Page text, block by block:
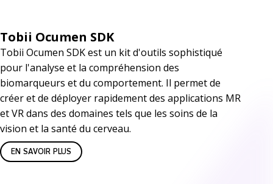
t
e
l
l
e
c
t
e
d
é
v
e
l
Tobii Ocumen SDK
Tobii Ocumen SDK est un kit d'outils sophistiqué
pour l'analyse et la compréhension des
biomarqueurs et du comportement. Il permet de
créer et de déployer rapidement des applications MR
et VR dans des domaines tels que les soins de la
vision et la santé du cerveau.
EN SAVOIR PLUS